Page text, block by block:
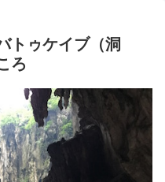
トゥケイブ（洞
ろ